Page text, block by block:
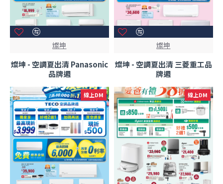
燦坤
燦坤 - 空調夏出清 Panasonic
品牌週
燦坤
燦坤 - 空調夏出清 三菱重工品
牌週
線上DM 線上DM